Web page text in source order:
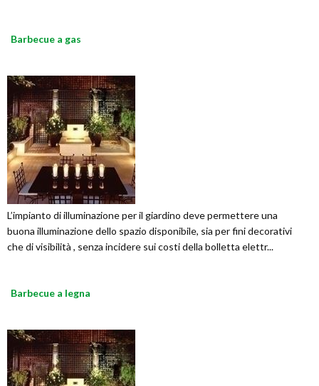
Barbecue a gas
L’impianto di illuminazione per il giardino deve permettere una
buona illuminazione dello spazio disponibile, sia per fini decorativi
che di visibilità , senza incidere sui costi della bolletta elettr...
Barbecue a legna